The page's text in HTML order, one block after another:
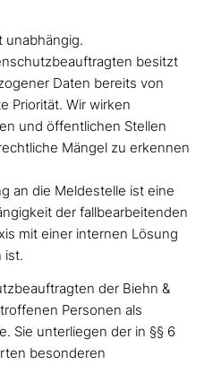
unabhängig.
besitzt
Daten bereits von
Priorität. Wir wirken
und öffentlichen Stellen
Mängel zu erkennen
an die Meldestelle ist eine
der fallbearbeitenden
mit einer internen Lösung
ist.
der Biehn &
Personen als
Sie unterliegen der in §§ 6
besonderen